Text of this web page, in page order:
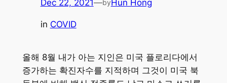
Dec 22, 2021—byHun Hong
in COVID
올해 8월 내가 아는 지인은 미국 플로리다에서
증가하는 확진자수를 지적하며 그것이 미국 북